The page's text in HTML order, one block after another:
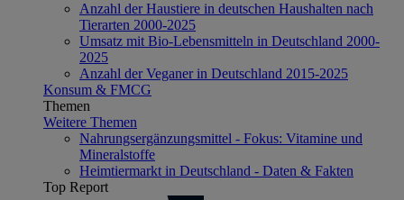
Anzahl der Haustiere in deutschen Haushalten nach
Tierarten 2000-2025
Umsatz mit Bio-Lebensmitteln in Deutschland 2000-
2025
Anzahl der Veganer in Deutschland 2015-2025
Konsum & FMCG
Themen
Weitere Themen
Nahrungsergänzungsmittel - Fokus: Vitamine und
Mineralstoffe
Heimtiermarkt in Deutschland - Daten & Fakten
Top Report